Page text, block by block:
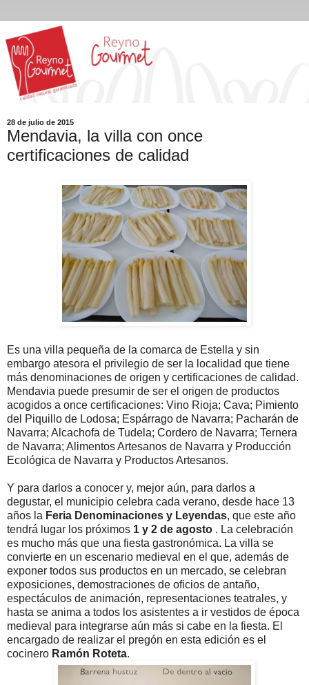
28 de julio de 2015
Mendavia, la villa con once
certificaciones de calidad
Es una villa pequeña de la comarca de Estella y sin
embargo atesora el privilegio de ser la localidad que tiene
más denominaciones de origen y certificaciones de calidad.
Mendavia puede presumir de ser el origen de productos
acogidos a once certificaciones: Vino Rioja; Cava; Pimiento
del Piquillo de Lodosa; Espárrago de Navarra; Pacharán de
Navarra; Alcachofa de Tudela; Cordero de Navarra; Ternera
de Navarra; Alimentos Artesanos de Navarra y Producción
Ecológica de Navarra y Productos Artesanos.
Y para darlos a conocer y, mejor aún, para darlos a
degustar, el municipio celebra cada verano, desde hace 13
años la Feria Denominaciones y Leyendas, que este año
tendrá lugar los próximos 1 y 2 de agosto . La celebración
es mucho más que una fiesta gastronómica. La villa se
convierte en un escenario medieval en el que, además de
exponer todos sus productos en un mercado, se celebran
exposiciones, demostraciones de oficios de antaño,
espectáculos de animación, representaciones teatrales, y
hasta se anima a todos los asistentes a ir vestidos de época
medieval para integrarse aún más si cabe en la fiesta. El
encargado de realizar el pregón en esta edición es el
cocinero Ramón Roteta.